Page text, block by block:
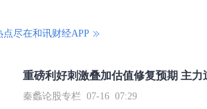
点尽在和讯财经APP
秦蠡论股专栏 07-16 07:29